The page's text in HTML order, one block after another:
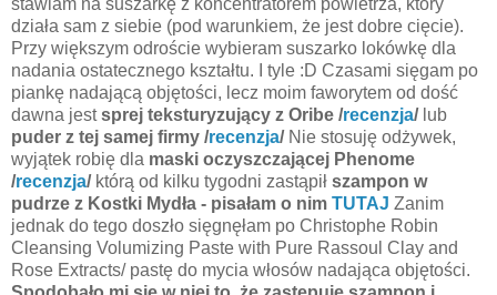
stawiam na suszarkę z koncentratorem powietrza, który
działa sam z siebie (pod warunkiem, że jest dobre cięcie).
Przy większym odroście wybieram suszarko lokówkę dla
nadania ostatecznego kształtu. I tyle :D Czasami sięgam po
piankę nadającą objętości, lecz moim faworytem od dość
dawna jestsprej teksturyzujący z Oribe /recenzja/lub
puder z tej samej firmy /recenzja/ Nie stosuję odżywek,
wyjątek robię dla maski oczyszczającej Phenome
/recenzja/ którą od kilku tygodni zastąpił szampon w
pudrze z Kostki Mydła - pisałam o nim TUTAJ Zanim
jednak do tego doszło sięgnęłam po Christophe Robin
Cleansing Volumizing Paste with Pure Rassoul Clay and
Rose Extracts/ pastę do mycia włosów nadająca objętości.